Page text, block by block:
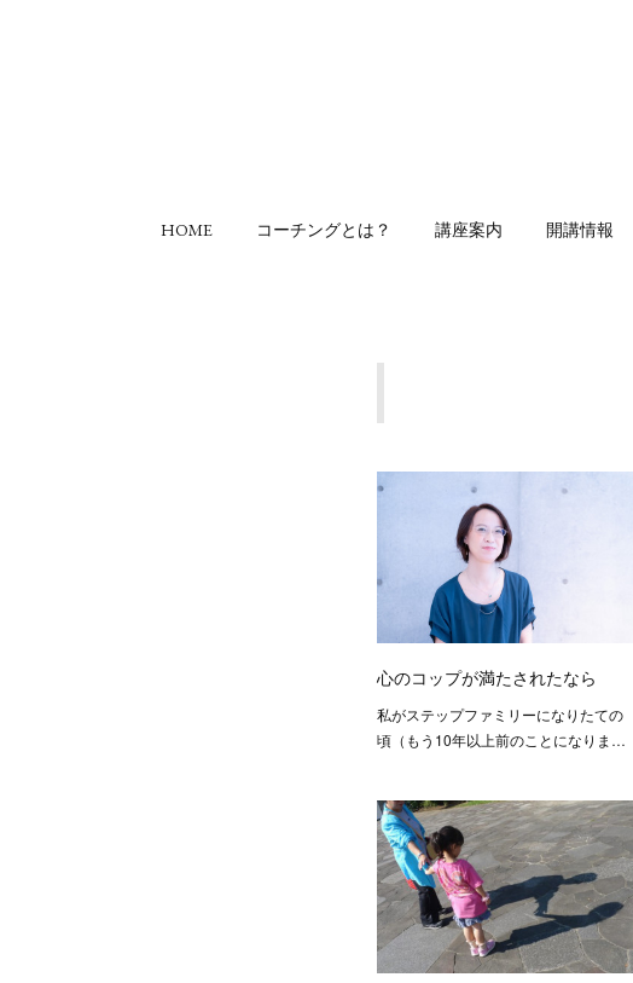
HOME コーチングとは？ 講座案内 開講情報
心のコップが満たされたなら
私がステップファミリーになりたての
頃（もう10年以上前のことになりま…